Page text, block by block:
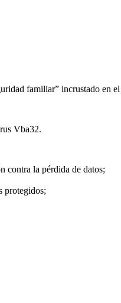
familiar” incrustado en
Vba32.
contra la pérdida de datos;
protegidos;